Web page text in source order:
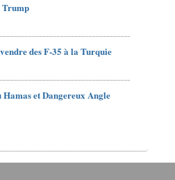
Trump
des F-35 à la Turquie
et Dangereux Angle